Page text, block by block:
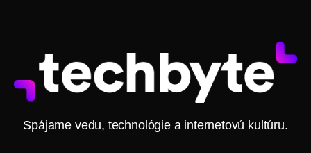
Spájame vedu, technológie a internetovú kultúru.